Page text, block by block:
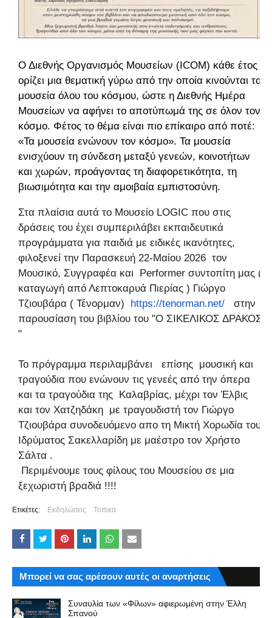
Ο Διεθνής Οργανισμός Μουσείων (ΙCOM) κάθε έτος
ορίζει μια θεματική γύρω από την οποία κινούνται τα
μουσεία όλου του κόσμου, ώστε η Διεθνής Ημέρα
Μουσείων να αφήνει το αποτύπωμά της σε όλον τον
κόσμο. Φέτος το θέμα είναι πιο επίκαιρο από ποτέ:
«Τα μουσεία ενώνουν τον κόσμο». Τα μουσεία
ενισχύουν τη σύνδεση μεταξύ γενεών, κοινοτήτων
και χωρών, προάγοντας τη διαφορετικότητα, τη
βιωσιμότητα και την αμοιβαία εμπιστοσύνη.
Στα πλαίσια αυτά το Μουσείο LOGIC που στις
δράσεις του έχει συμπεριλάβει εκπαιδευτικά
προγράμματα για παιδιά με ειδικές ικανότητες,
φιλοξενεί την Παρασκευή 22-Μαίου 2026 τον
Mουσικό, Συγγραφέα και Performer συντοπίτη μας (
καταγωγή από Λεπτοκαρυά Πιερίας ) Γιώργο
Τζιουβάρα ( Τένορμαν)
https://tenorman.net/ στην
παρουσίαση του βιβλίου του "Ο ΣΙΚΕΛΙΚΟΣ ΔΡΑΚΟΣ
"
Το πρόγραμμα περιλαμβάνει επίσης μουσική και
τραγούδια που ενώνουν τις γενεές από την όπερα
και τα τραγούδια της Καλαβρίας, μέχρι τον Έλβις
και τον Χατζηδάκη με τραγουδιστή τον Γιώργο
Τζιουβάρα συνοδευόμενο απο τη Μικτή Χορωδία του
Ιδρύματος Σακελλαρίδη με μαέστρο τον Χρήστο
Σάλτα .
Περιμένουμε τους φίλους του Μουσείου σε μια
ξεχωριστή βραδιά !!!!
Ετικέτες: Εκδηλώσεις Τοπικά
Μπορεί να σας αρέσουν αυτές οι αναρτήσεις
Συναυλία των «Φίλων» αφιερωμένη στην Έλλη
Σπανού